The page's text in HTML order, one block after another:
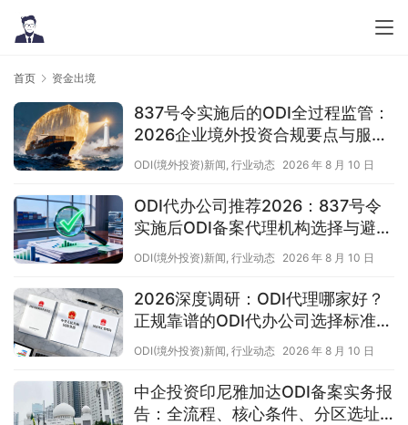
首页 资金出境
837号令实施后的ODI全过程监管：
2026企业境外投资合规要点与服务
机构选型指南（附成功案例与正规
ODI(境外投资)新闻, 行业动态 2026 年 8 月 10 日
ODI代办公司推荐2026：837号令
实施后ODI备案代理机构选择与避坑
指南
ODI(境外投资)新闻, 行业动态 2026 年 8 月 10 日
2026深度调研：ODI代理哪家好？
正规靠谱的ODI代办公司选择标准及
安永国际跨境合规圈案例解析
ODI(境外投资)新闻, 行业动态 2026 年 8 月 10 日
中企投资印尼雅加达ODI备案实务报
告：全流程、核心条件、分区选址